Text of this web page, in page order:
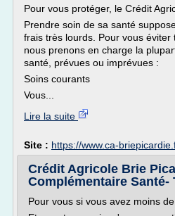
Pour vous protéger, le Crédit
Prendre soin de sa santé
frais très lourds. Pour vous éviter
nous prenons en charge la
santé, prévues ou imprévues :
Soins courants
Vous...
Lire la suite
Site : https://www.ca-
Crédit Agricole Brie
Complémentaire Santé-
Pour vous si vous avez moins de